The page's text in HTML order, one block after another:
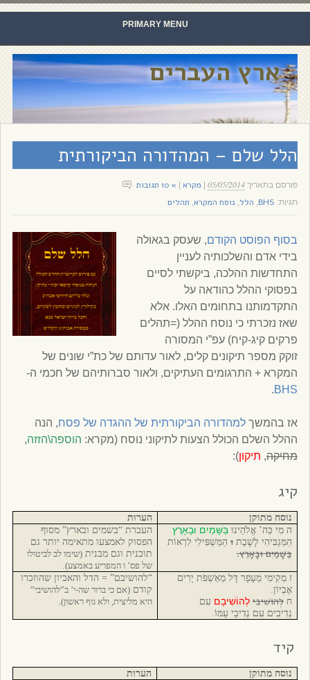
PRIMARY MENU
Skip to content
ארץ העברים
הלל שלם – המהדורה הביקורתית
פורסם בתאריך05/05/2014 מקרא » 10 תגובות
תגיות: BHS
, הלל, נוסח המקרא, תהלים
בסוף הפוסט הקודם, שעסק בגאולה
בידי אדם והשלכותיה לעניין
התחדשות ההלכה, ביקשתי לסיים
בפסוקי ההלל כהודאה על
התקדמותנו בתחומים האלו. אלא
שאז נזכרתי כי נוסח ההלל (=תהלים
פרקים קיג-קיח) עפ”י המסורה
זוקק מספר תיקונים קלים, לאור עדותם של כת”י שונים של
המקרא + התרגומים העתיקים, ולאור סברותיהם של חכמי ה-
BHS
.
אז בהמשךלמהדורה הביקורתית של ההגדה של פסח, הנה
ההלל השלם הכולל הצעות לתיקוני נוסח (מקרא: הוספה\הזזה,
מחיקה, תיקון):
קיג
נוסח מתוקן
הערות
ה מִי כַּה’ אֱלֹהֵינוּבַּשָּׁמַיִם וּבָאָרֶץ
הַמַּגְבִּיהִי לָשָׁבֶתוהַמַּשְׁפִּילִי לִרְאוֹת
בַּשָּׁמַיִם וּבָאָרֶץ.
העברת “בשמים ובארץ” מסוף
הפסוק לאמצעו מתאימה יותר גם
תוכנית וגם מבנית(שימו לב לביטולו
של פס’ ו המפריע באמצע).
ז מְקִימִי מֵעָפָר דָּל מֵאַשְׁפֹּת יָרִים
אֶבְיוֹן.
חלְהוֹשִׁיבִי לְהוֹשִׁיבָם עִם
נְדִיבִים עִם נְדִיבֵי עַמּוֹ.
“להושיבם” = הדל והאביון שהוזכרו
קודם(אם כי ברור שה-י’ ב”להושיבי”
היא מליצית, ולא גוף ראשון).
קיד
נוסח מתוקן
הערות